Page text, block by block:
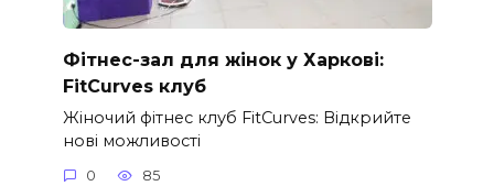
Фітнес-зал для жінок у Харкові:
FitCurves клуб
Жіночий фітнес клуб FitCurves: Відкрийте
нові можливості
0 85